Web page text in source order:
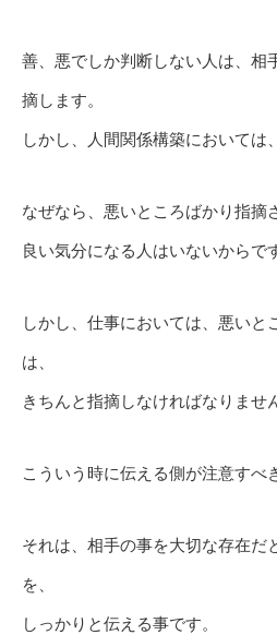
善、悪でしか判断しない人は、相
摘します。
しかし、人間関係構築においては
なぜなら、悪いところばかり指摘
良い気分になる人はいないからで
しかし、仕事においては、悪いと
は、
きちんと指摘しなければなりませ
こういう時に伝える側が注意すべ
それは、相手の事を大切な存在だ
を、
しっかりと伝える事です。